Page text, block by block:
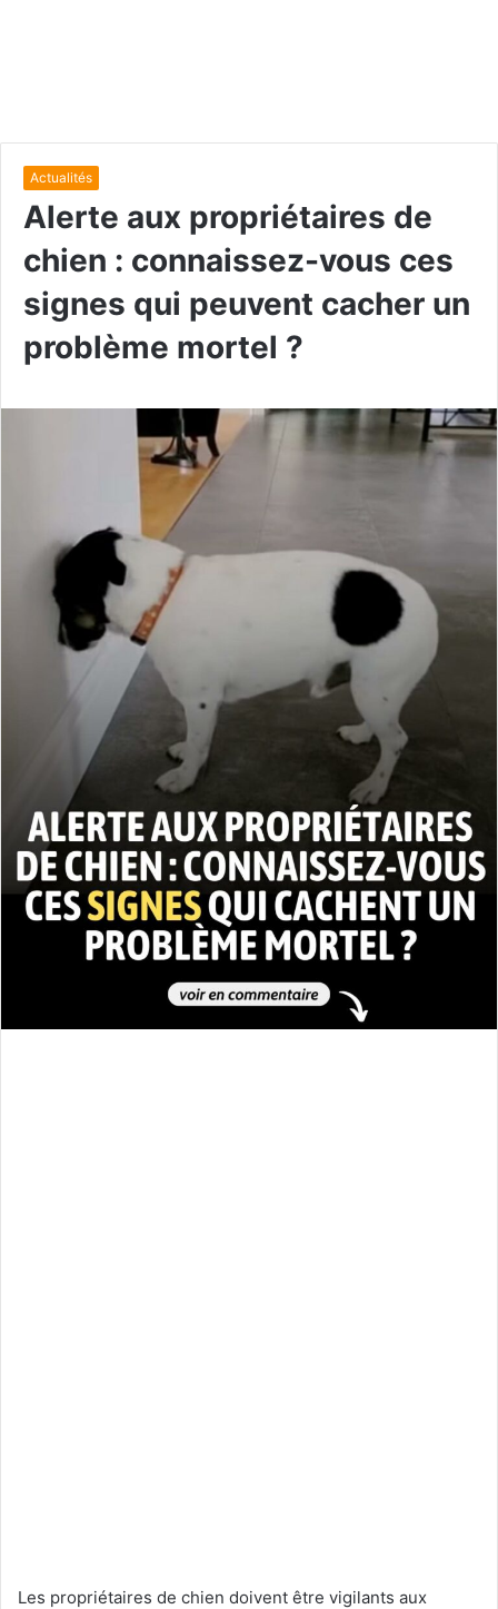
Actualités
Alerte aux propriétaires de
chien : connaissez-vous ces
signes qui peuvent cacher un
problème mortel ?
Les propriétaires de chien doivent être vigilants aux